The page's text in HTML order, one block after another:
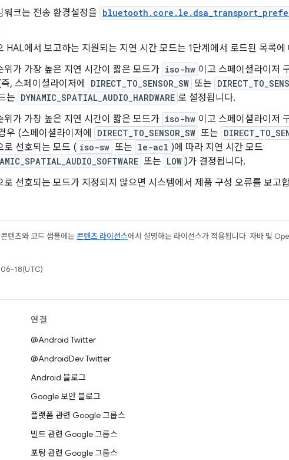
워크는 전송 환경설정을
HAL에서 보고하는 지원되는 지연 시간 모드는 1단계에서 로드된 목록
위가 가장 높은 지연 시간이 짧은 모드가 iso-hw 이고 스페이셜라이저
, 스페이셜라이저에
DIRECT_TO_SENSOR_SW 또는
는 DYNAMIC_SPATIAL_AUDIO_HARDWARE 로 설정됩니다.
위가 가장 높은 지연 시간이 짧은 모드가 iso-hw 이고 스페이셜라이저
우 (스페이셜라이저에
DIRECT_TO_SENSOR_SW 또는
로 선호되는 모드 ( iso-sw 또는 le-acl )에 따라 지연 시간 모드
또는 LOW )가 결정됩니다.
로 선호되는 모드가 지정되지 않으면 시스템에서 제품 구성 오류를 보고
텐츠와 코드 샘플에는 콘텐츠 라이선스에서 설명하는 라이선스가 적용됩니다. 자바 및
18(UTC)
연결
@Android Twitter
@AndroidDev Twitter
Android 블로그
Google 보안 블로그
플랫폼 관련 Google 그룹스
빌드 관련 Google 그룹스
포팅 관련 Google 그룹스